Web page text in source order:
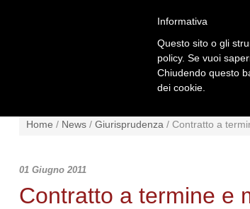
NEWS
Home / News / Giurisprudenza / Contratto a
01 Giugno 2011
Contratto a termine e
Informativa
Questo sito o gli
policy. Se vuoi
Chiudendo questo
dei cookie.